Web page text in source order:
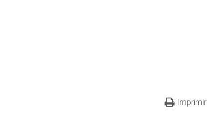
Imprimir